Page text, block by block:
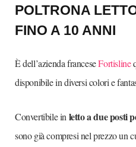
POLTRONA
FINO A 10 ANNI
È dell’azienda franceseFortisline
disponibile in diversi colori e
Convertibile in letto a due posti
sono già compresi nel prezzo un